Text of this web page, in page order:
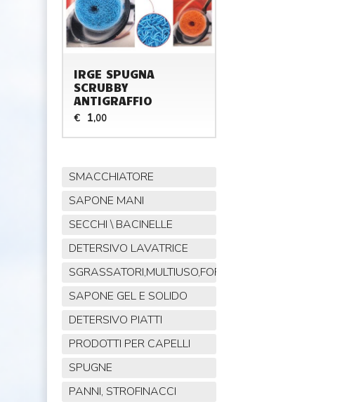
IRGE SPUGNA
SCRUBBY
ANTIGRAFFIO
€ 1,00
SMACCHIATORE
SAPONE MANI
SECCHI \ BACINELLE
DETERSIVO LAVATRICE
SAPONE GEL E SOLIDO
DETERSIVO PIATTI
PRODOTTI PER CAPELLI
SPUGNE
PANNI, STROFINACCI